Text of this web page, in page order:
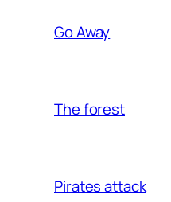
Go Away
The forest
Pirates attack